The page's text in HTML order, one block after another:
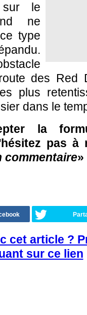
le
ne
type
des Red
plus
dans le
la
pas à
commentaire
cet article ?
sur ce lien